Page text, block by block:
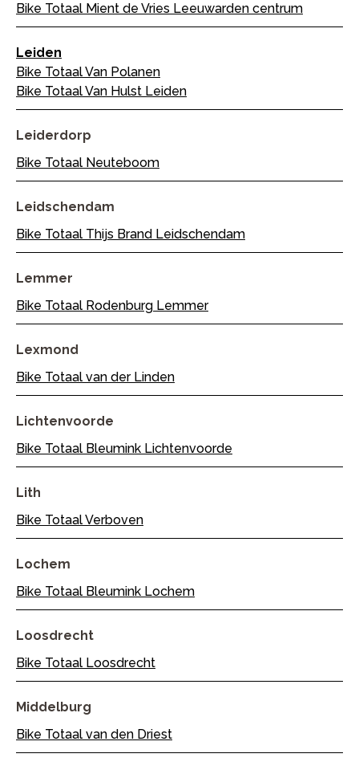
Bike Totaal Mient de Vries Leeuwarden centrum
Leiden
Bike Totaal Van Polanen
Bike Totaal Van Hulst Leiden
Leiderdorp
Bike Totaal Neuteboom
Leidschendam
Bike Totaal Thijs Brand Leidschendam
Lemmer
Bike Totaal Rodenburg Lemmer
Lexmond
Bike Totaal van der Linden
Lichtenvoorde
Bike Totaal Bleumink Lichtenvoorde
Lith
Bike Totaal Verboven
Lochem
Bike Totaal Bleumink Lochem
Loosdrecht
Bike Totaal Loosdrecht
Middelburg
Bike Totaal van den Driest